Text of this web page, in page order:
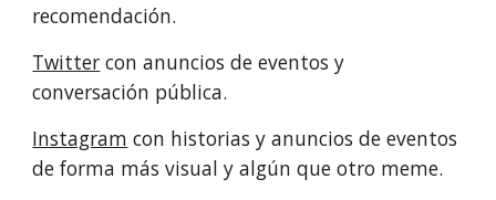
recomendación.
Twitter con anuncios de eventos y
conversación pública.
Instagram con historias y anuncios de eventos
de forma más visual y algún que otro meme.